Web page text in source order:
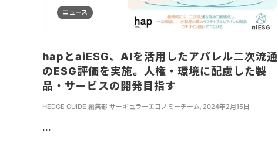
ニュース
hapとaiESG、AIを活用したアパレル二次流通
のESG評価を実施。人権・環境に配慮した製
品・サービスの開発目指す
HEDGE GUIDE 編集部 サーキュラーエコノミーチーム, 2024年2月15日
...